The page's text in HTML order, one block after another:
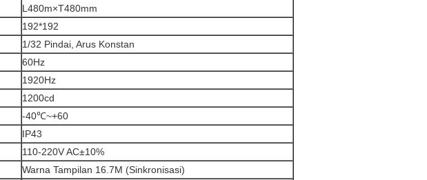
L480m×T480mm
192*192
1/32 Pindai, Arus Konstan
60Hz
1920Hz
1200cd
-40℃~+60
IP43
110-220V AC±10%
Warna Tampilan 16.7M (Sinkronisasi)